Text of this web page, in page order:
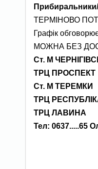
Прибиральники/
ТЕРМІНОВО
Графік
МОЖНА БЕЗ
Ст. М
ТРЦ ПРОСПЕКТ
Ст. М ТЕРЕМКИ
ТРЦ
ТРЦ ЛАВИНА
Тел: 0637.....65